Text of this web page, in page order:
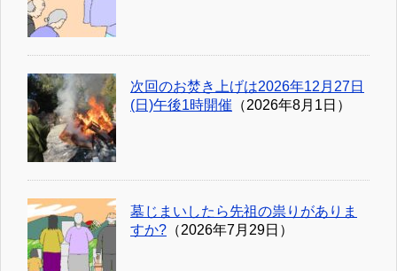
次回のお焚き上げは2026年12月27日
(日)午後1時開催 （2026年8月1日）
墓じまいしたら先祖の祟りがありま
すか? （2026年7月29日）